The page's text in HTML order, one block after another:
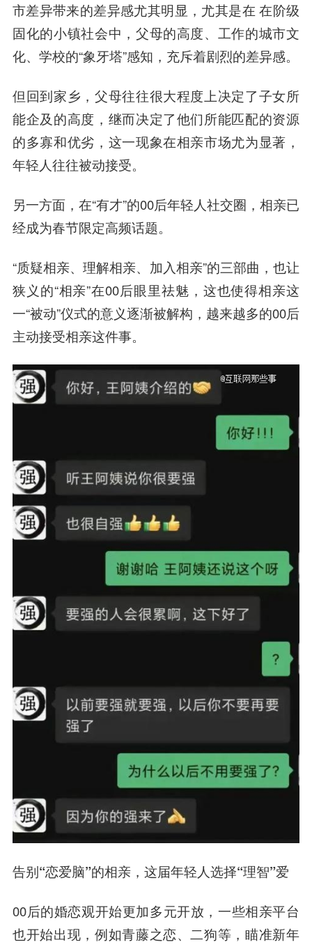
市差异带来的差异感尤其明显，尤其是在 在阶级
固化的小镇社会中，父母的高度、工作的城市文
化、学校的“象牙塔”感知，充斥着剧烈的差异感。
但回到家乡，父母往往很大程度上决定了子女所
能企及的高度，继而决定了他们所能匹配的资源
的多寡和优劣，这一现象在相亲市场尤为显著，
年轻人往往被动接受。
另一方面，在“有才”的00后年轻人社交圈，相亲已
经成为春节限定高频话题。
“质疑相亲、理解相亲、加入相亲”的三部曲，也让
狭义的“相亲”在00后眼里祛魅，这也使得相亲这
一“被动”仪式的意义逐渐被解构，越来越多的00后
主动接受相亲这件事。
告别“恋爱脑”的相亲，这届年轻人选择“理智”爱
00后的婚恋观开始更加多元开放，一些相亲平台
也开始出现，例如青藤之恋、二狗等，瞄准新年